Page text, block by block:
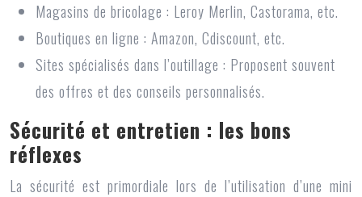
Magasins de bricolage : Leroy Merlin, Castorama, etc.
Boutiques en ligne : Amazon, Cdiscount, etc.
Sites spécialisés dans l’outillage : Proposent souvent
des offres et des conseils personnalisés.
Sécurité et entretien : les bons
réflexes
La sécurité est primordiale lors de l’utilisation d’une mini